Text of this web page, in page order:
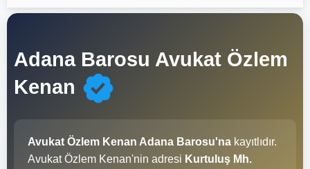
Adana Barosu Avukat Özlem
Kenan
Avukat Özlem Kenan Adana Barosu'na kayıtlıdır.
Avukat Özlem Kenan'nin adresi Kurtuluş Mh.